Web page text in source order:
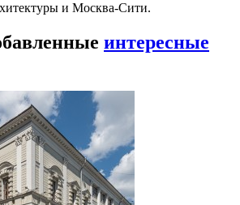
и Москва-Сити.
интересные